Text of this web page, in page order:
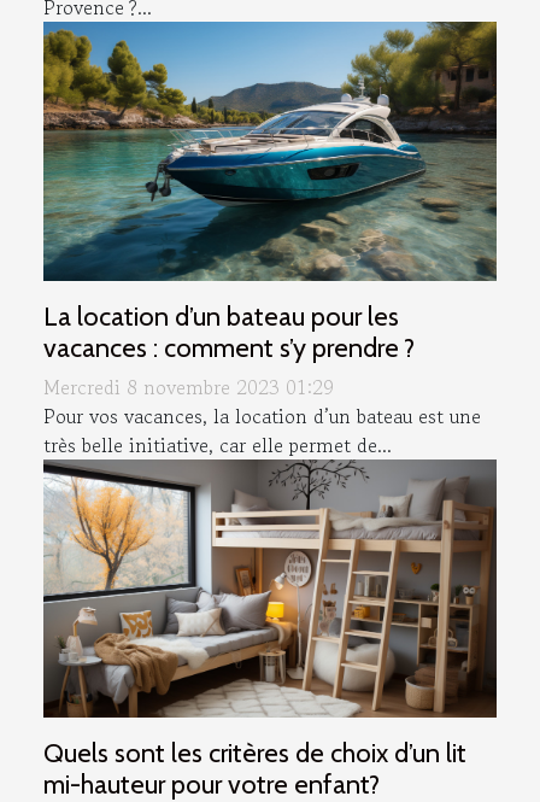
Provence ?...
La location d’un bateau pour les
vacances : comment s’y prendre ?
Mercredi 8 novembre 2023 01:29
Pour vos vacances, la location d’un bateau est une
très belle initiative, car elle permet de...
Quels sont les critères de choix d’un lit
mi-hauteur pour votre enfant?